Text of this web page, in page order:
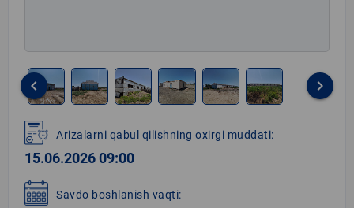
1
of
6
keyboard_arrow_left keyboard_arrow_right
Arizalarni qabul qilishning oxirgi muddati:
15.06.2026 09:00
Savdo boshlanish vaqti: